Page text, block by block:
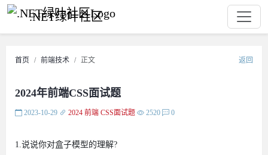
.NET绿叶社区
首页 前端技术 正文 返回
2024年前端CSS面试题
2023-10-29 2024 前端 CSS面试题 2520 0
1.说说你对盒子模型的理解?